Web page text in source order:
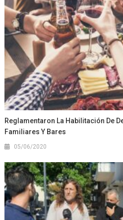
Reglamentaron La Habilitación De
Familiares Y Bares
05/06/2020